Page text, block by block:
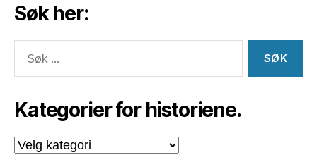
Søk her:
etter:
Kategorier for historiene.
Kategorier
for